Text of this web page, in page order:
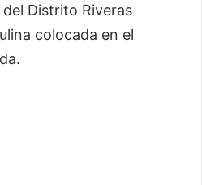
Distrito Riveras
colocada en el